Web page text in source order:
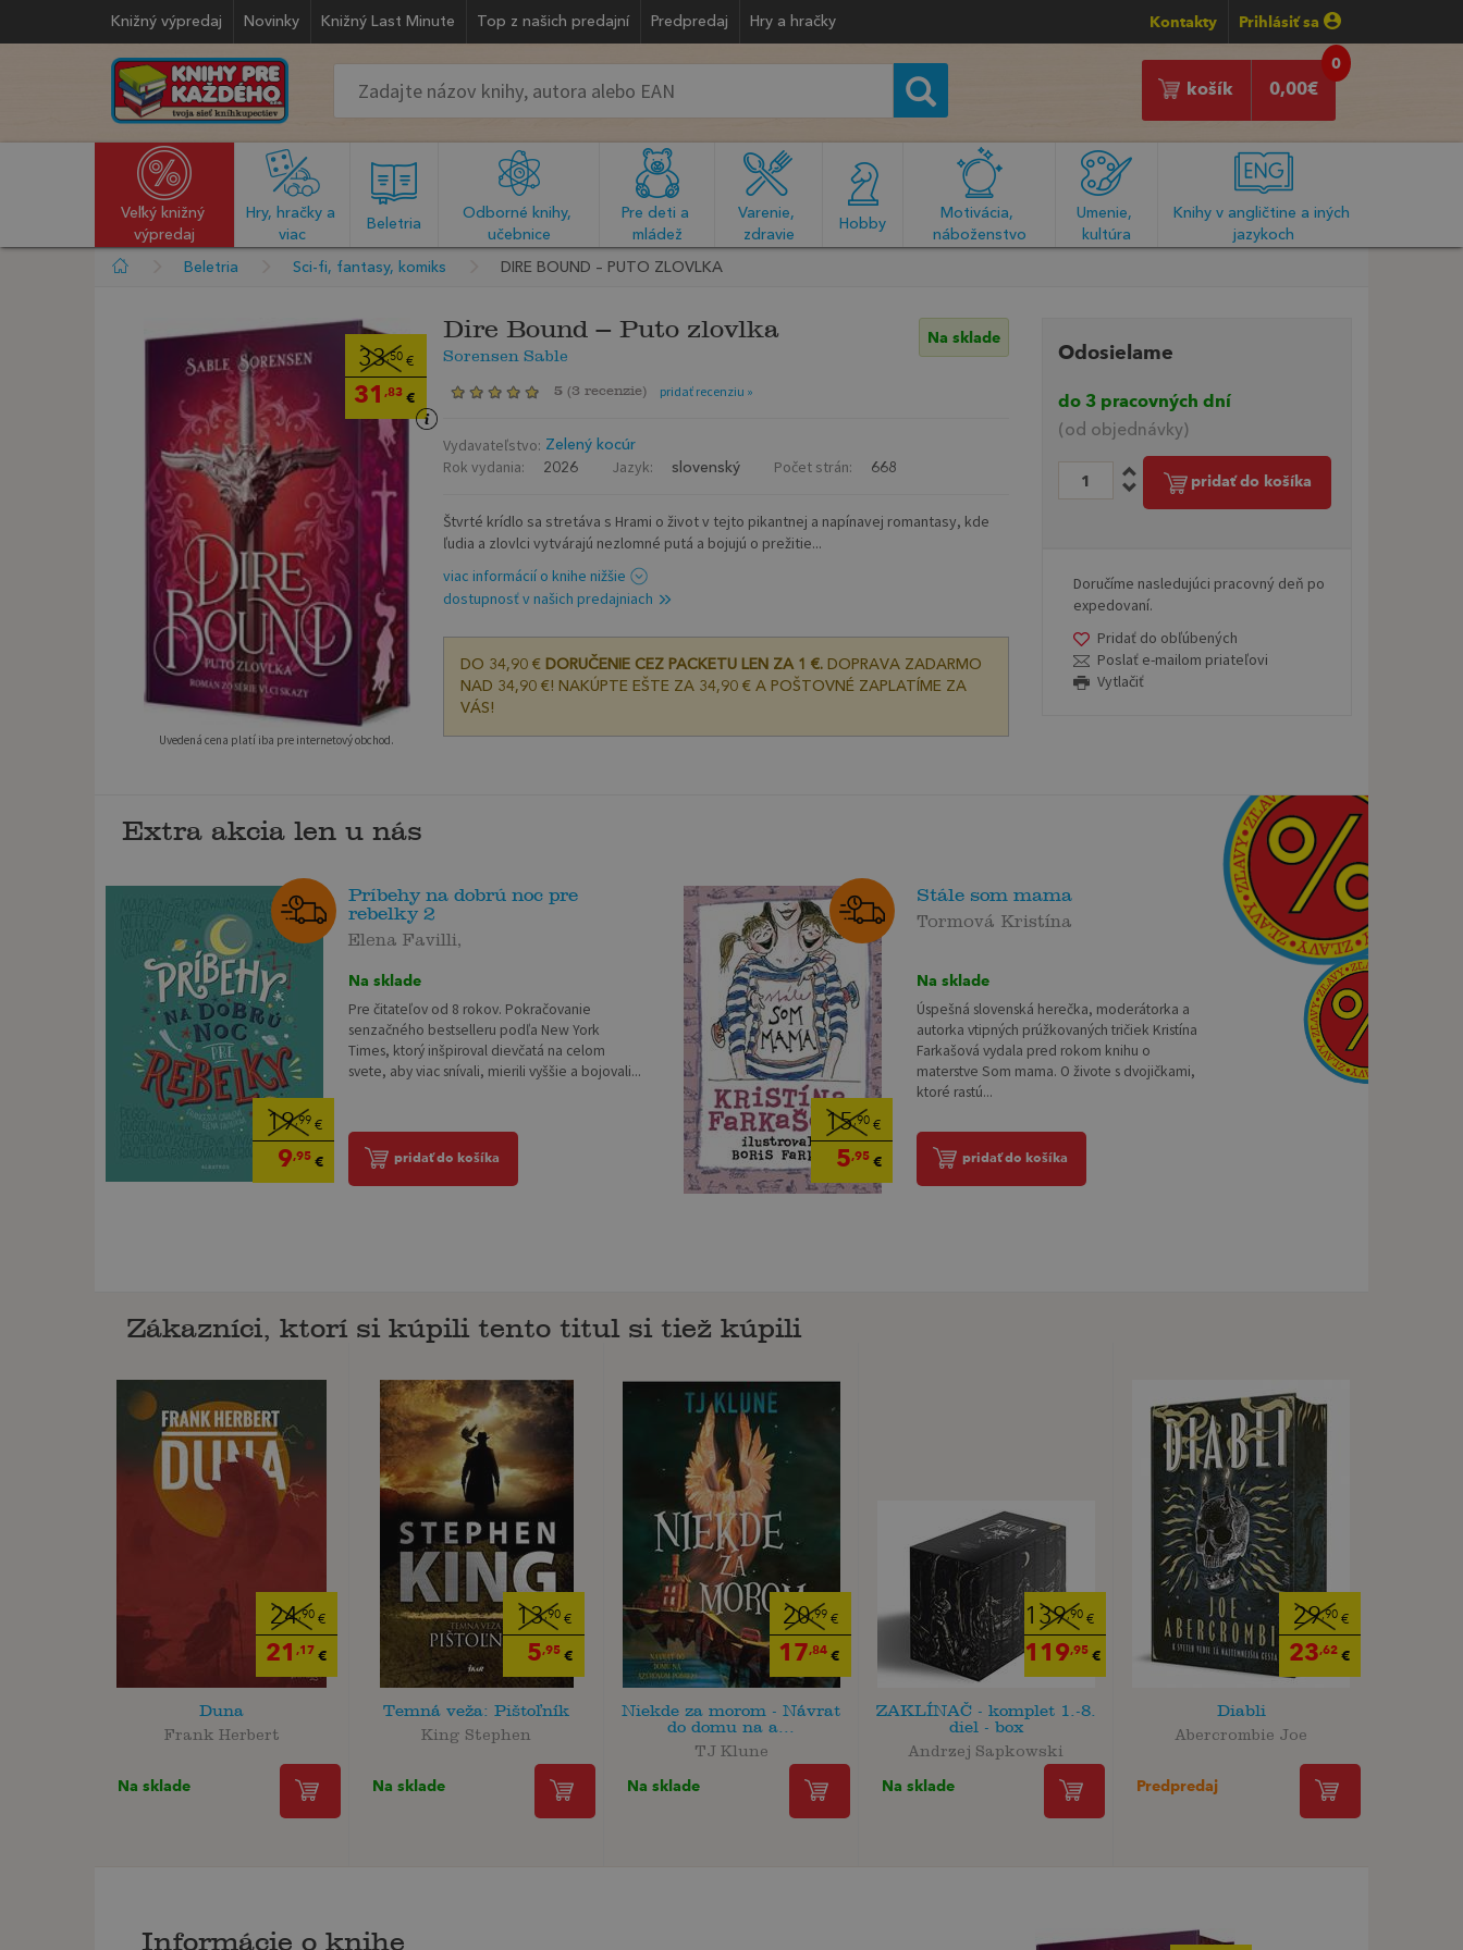
Knižný výpredaj Novinky Knižný Last Minute Top z našich predajní Predpredaj Hry a hračky Kontakty Prihlásiť sa
0
0,00€
košík
Veľký knižný
výpredaj
Hry, hračky a
viac
Beletria
Odborné knihy,
učebnice
Pre deti a
mládež
Varenie,
zdravie
Hobby
Motivácia,
náboženstvo
Umenie,
kultúra
Knihy v angličtine a iných
jazykoch
Beletria Sci-fi, fantasy, komiks DIRE BOUND – PUTO ZLOVLKA
33,50 €
31,83 €
Uvedená cena platí iba pre internetový obchod.
Dire Bound – Puto zlovlka
Sorensen Sable
Na sklade
5 (3 recenzie) pridať recenziu »
Vydavateľstvo: Zelený kocúr
Rok vydania: 2026 Jazyk: slovenský Počet strán: 668
Štvrté krídlo sa stretáva s Hrami o život v tejto pikantnej a napínavej romantasy, kde
ľudia a zlovlci vytvárajú nezlomné putá a bojujú o prežitie...
viac informácií o knihe nižšie
dostupnosť v našich predajniach
DO 34,90 € DORUČENIE CEZ PACKETU LEN ZA 1 €.DOPRAVA ZADARMO
NAD 34,90 €! NAKÚPTE EŠTE ZA 34,90 € A POŠTOVNÉ ZAPLATÍME ZA
VÁS!
Odosielame
do 3 pracovných dní
(od objednávky)
pridať do košíka
Doručíme nasledujúci pracovný deň po
expedovaní.
Pridať do obľúbených
Poslať e-mailom priateľovi
Vytlačiť
Extra akcia len u nás
19,99 €
9,95€
Príbehy na dobrú noc pre
rebelky 2
Elena Favilli,
Na sklade
Pre čitateľov od 8 rokov. Pokračovanie
senzačného bestselleru podľa New York
Times, ktorý inšpiroval dievčatá na celom
svete, aby viac snívali, mierili vyššie a bojovali...
pridať do košíka
15,90€
5,95€
Stále som mama
Tormová Kristína
Na sklade
Úspešná slovenská herečka, moderátorka a
autorka vtipných prúžkovaných tričiek Kristína
Farkašová vydala pred rokom knihu o
materstve Som mama. O živote s dvojičkami,
ktoré rastú...
pridať do košíka
Zákazníci, ktorí si kúpili tento titul si tiež kúpili
24,90€
21 ,17 €
Duna
Frank Herbert
Na sklade
13,90 €
5,95 €
Temná veža: Pištoľník
King Stephen
Na sklade
20,99 €
17,84 €
Niekde za morom - Návrat
do domu na a...
TJ Klune
Na sklade
139,90€
119,95€
ZAKLÍNAČ - komplet 1.-8.
diel - box
Andrzej Sapkowski
Na sklade
29,90€
23,62€
Diabli
Abercrombie Joe
Predpredaj
Informácie o knihe